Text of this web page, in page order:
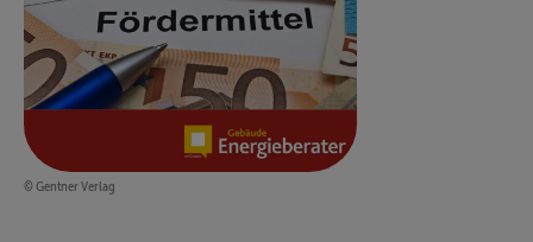
© Gentner Verlag
Kontakt
FAQs